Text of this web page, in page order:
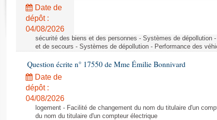
Rapports législatifs
Rapports sur l'application des lois
Baromètre de l’application des lois
Dossiers législatifs
Budget et sécurité sociale
Questions écrites et orales
Comptes rendus des débats
Date de
dépôt :
04/08/2026
sécurité des biens et des personnes - Systèmes de dépollution
et de secours - Systèmes de dépollution - Performance des
Question écrite n° 17550 de Mme Émilie Bonnivard
Date de
dépôt :
04/08/2026
logement - Facilité de changement du nom du titulaire d'un
du nom du titulaire d'un compteur électrique